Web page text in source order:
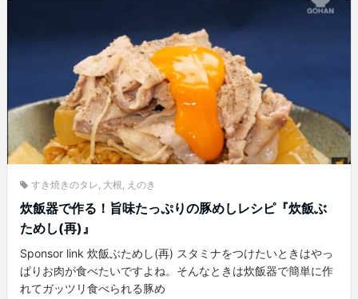
すき焼きのタレ, 大根, えのき
炊飯器で作る！旨味たっぷりの豚めしレシピ『炊飯ぶ
ためし(再)』
Sponsor link 炊飯ぶためし(再) スタミナをつけたいときはやっ
ぱりお肉が食べたいですよね。そんなときは炊飯器で簡単に作
れてガッツリ食べられる豚め